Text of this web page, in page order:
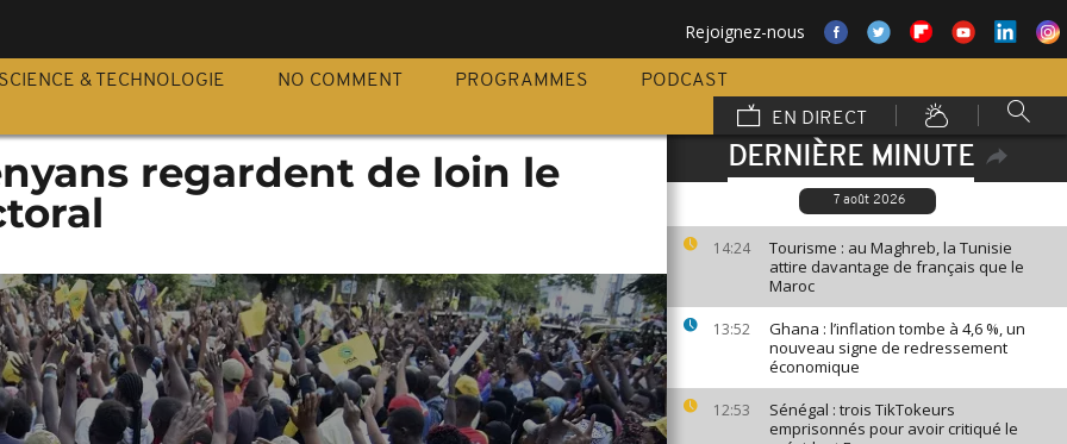
Rejoignez-nous
SCIENCE & TECHNOLOGIE NO COMMENT PROGRAMMES
PODCAST
EN DIRECT
DERNIÈRE MINUTE
7 août 2026
14:24
Tourisme : au Maghreb, la Tunisie
attire davantage de français que le
Maroc
13:52
Ghana : l’inflation tombe à 4,6 %, un
nouveau signe de redressement
économique
12:53
Sénégal : trois TikTokeurs
emprisonnés pour avoir critiqué le
regardent de loin le